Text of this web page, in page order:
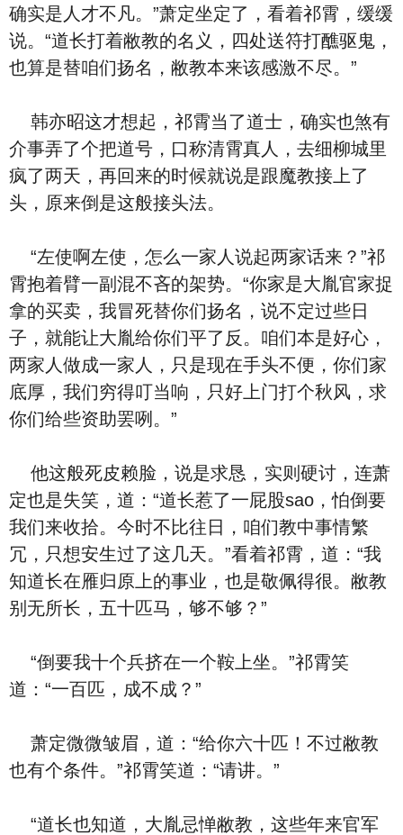
确实是人才不凡。”萧定坐定了，看着祁霄，缓缓
说。“道长打着敝教的名义，四处送符打醮驱鬼，
也算是替咱们扬名，敝教本来该感激不尽。”
韩亦昭这才想起，祁霄当了道士，确实也煞有
介事弄了个把道号，口称清霄真人，去细柳城里
疯了两天，再回来的时候就说是跟魔教接上了
头，原来倒是这般接头法。
“左使啊左使，怎么一家人说起两家话来？”祁
霄抱着臂一副混不吝的架势。“你家是大胤官家捉
拿的买卖，我冒死替你们扬名，说不定过些日
子，就能让大胤给你们平了反。咱们本是好心，
两家人做成一家人，只是现在手头不便，你们家
底厚，我们穷得叮当响，只好上门打个秋风，求
你们给些资助罢咧。”
他这般死皮赖脸，说是求恳，实则硬讨，连萧
定也是失笑，道：“道长惹了一屁股sao，怕倒要
我们来收拾。今时不比往日，咱们教中事情繁
冗，只想安生过了这几天。”看着祁霄，道：“我
知道长在雁归原上的事业，也是敬佩得很。敝教
别无所长，五十匹马，够不够？”
“倒要我十个兵挤在一个鞍上坐。”祁霄笑
道：“一百匹，成不成？”
萧定微微皱眉，道：“给你六十匹！不过敝教
也有个条件。”祁霄笑道：“请讲。”
“道长也知道，大胤忌惮敝教，这些年来官军